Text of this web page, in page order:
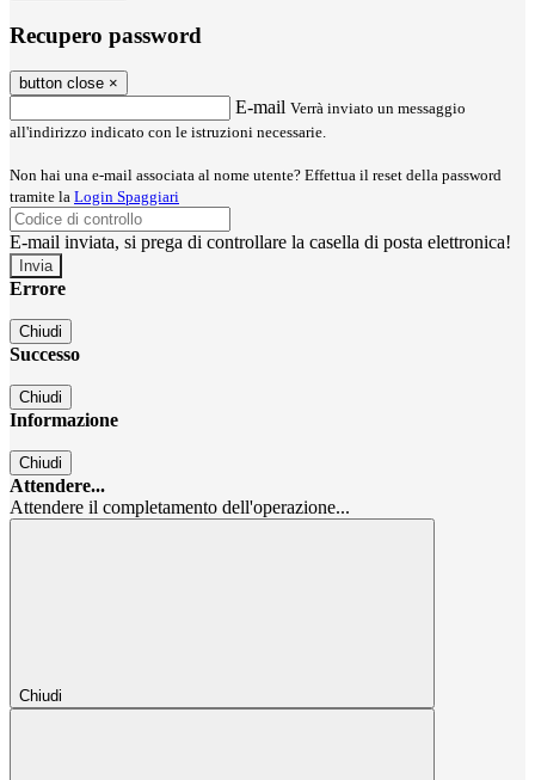
Recupero password
button close ×
E-mail Verrà inviato un messaggio
all'indirizzo indicato con le istruzioni necessarie.
Non hai una e-mail associata al nome utente? Effettua il reset della password
tramite la Login Spaggiari
E-mail inviata, si prega di controllare la casella di posta elettronica!
Errore
Chiudi
Successo
Chiudi
Informazione
Chiudi
Attendere...
Attendere il completamento dell'operazione...
Chiudi